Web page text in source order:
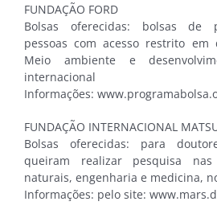
FUNDAÇÃO FORD
Bolsas oferecidas: bolsas de
pessoas com acesso restrito em
Meio ambiente e
internacional
Informações:
FUNDAÇÃO INTERNACIONAL
Bolsas oferecidas: para
queiram realizar pesquisa
naturais, engenharia e medicina,
Informações: pelo site: